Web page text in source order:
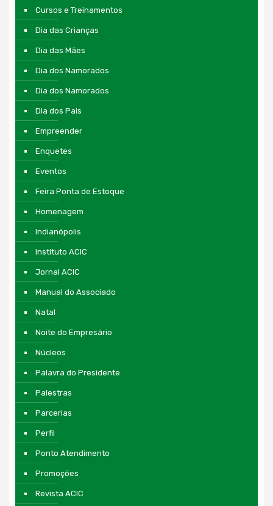
Cursos e Treinamentos
Dia das Crianças
Dia das Mães
Dia dos Namorados
Dia dos Namorados
Dia dos Pais
Empreender
Enquetes
Eventos
Feira Ponta de Estoque
Homenagem
Indianópolis
Instituto ACIC
Jornal ACIC
Manual do Associado
Natal
Noite do Empresário
Núcleos
Palavra do Presidente
Palestras
Parcerias
Perfil
Ponto Atendimento
Promoções
Revista ACIC